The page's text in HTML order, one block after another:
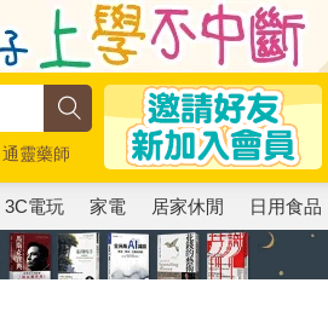
通靈藥師
3C電玩 家電 居家休閒 日用食品